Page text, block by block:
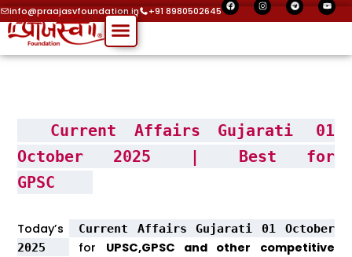
Skip
to
content
info@praajasvfoundation.in +91 8980502645 a
c
e
k
n
s
t
a
e
l
e
m
o
u
t
Menu
Current Affairs Gujarati
01
October 2025
|
Best for
GPSC
Today’s
Current Affairs Gujarati 01 October
2025
for UPSC,GPSC and other competitive